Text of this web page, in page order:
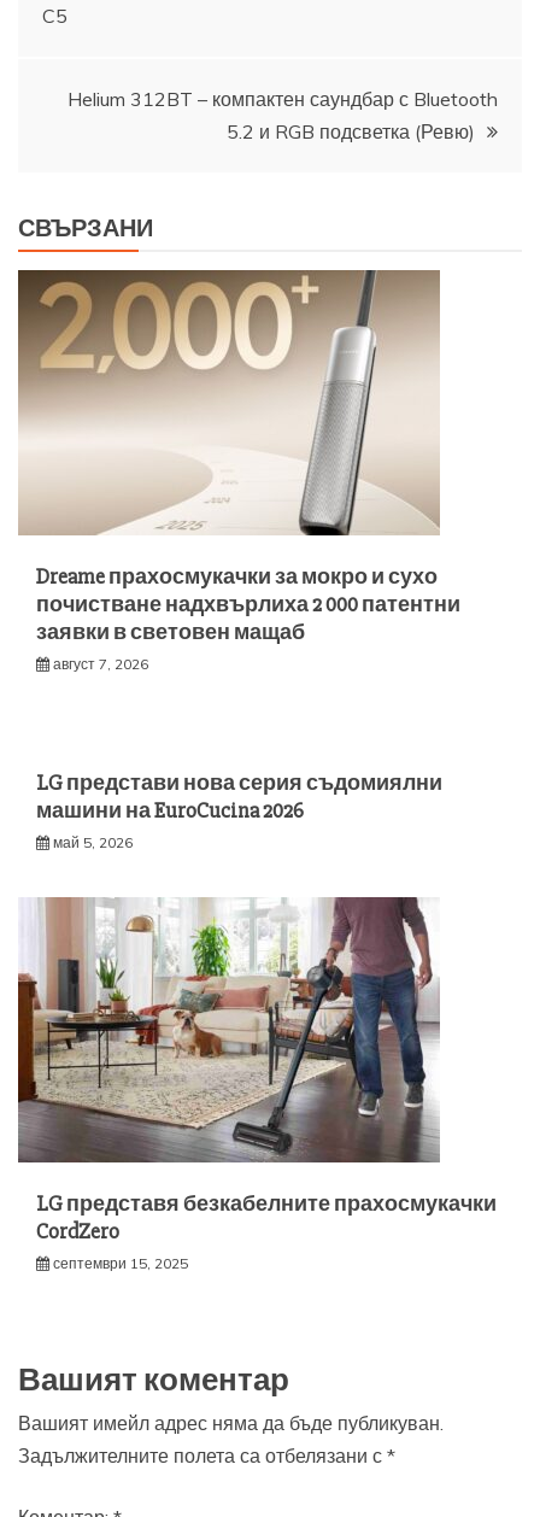
C5
Helium 312BT – компактен саундбар с Bluetooth
5.2 и RGB подсветка (Ревю)
СВЪРЗАНИ
Dreame прахосмукачки за мокро и сухо
почистване надхвърлиха 2 000 патентни
заявки в световен мащаб
август 7, 2026
LG представи нова серия съдомиялни
машини на EuroCucina 2026
май 5, 2026
LG представя безкабелните прахосмукачки
CordZero
септември 15, 2025
Вашият коментар
Вашият имейл адрес няма да бъде публикуван.
Задължителните полета са отбелязани с *